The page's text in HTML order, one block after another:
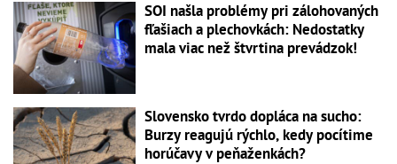
SOI našla problémy pri zálohovaných
fľašiach a plechovkách: Nedostatky
mala viac než štvrtina prevádzok!
Slovensko tvrdo dopláca na sucho:
Burzy reagujú rýchlo, kedy pocítime
horúčavy v peňaženkách?